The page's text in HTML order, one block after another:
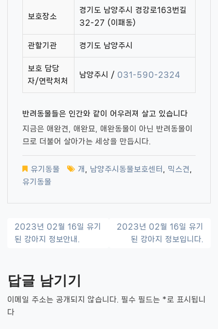
보호장소
경기도 남양주시 경강로163번길
32-27 (이패동)
관할기관 경기도 남양주시
보호 담당
자/연락처처
남양주시 / 031-590-2324
반려동물들은 인간와 같이 어우러져 살고 있습니다
지금은 애완견, 애완묘, 애완동물이 아닌 반려동물이
므로 더불어 살아가는 세상을 만듭시다.
유기동물 개 남양주시동물보호센터 믹스견
유기동물
글
내
게
이
션
2023년 02월 16일 유기
된 강아지 정보안내.
2023년 02월 16일 유기
된 강아지 정보입니다.
답글 남기기
이메일 주소는 공개되지 않습니다. 필수 필드는 * 로 표시됩니
다